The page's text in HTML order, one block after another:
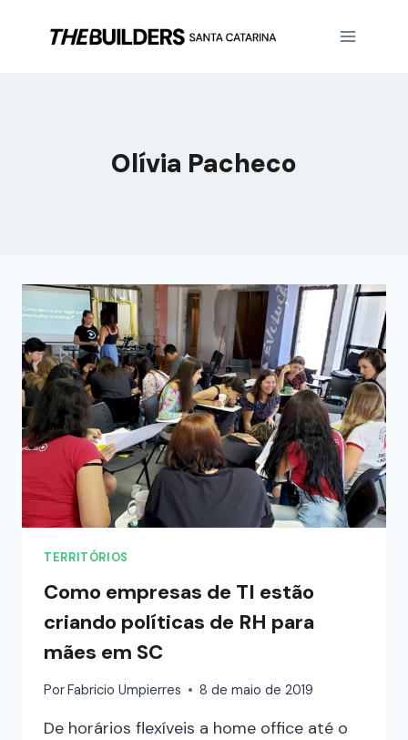
Olívia Pacheco
TERRITÓRIOS
Como empresas de TI estão
criando políticas de RH para
mães em SC
PorFabricio Umpierres 8 de maio de 2019
De horários flexíveis a home office até o